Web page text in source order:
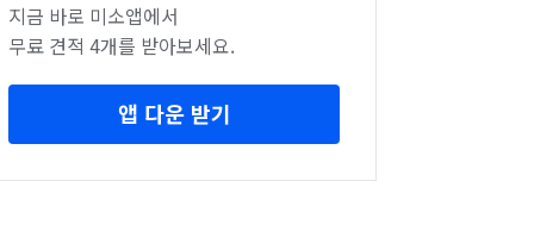
지금 바로 미소앱에서
무료 견적 4개를 받아보세요.
앱 다운 받기